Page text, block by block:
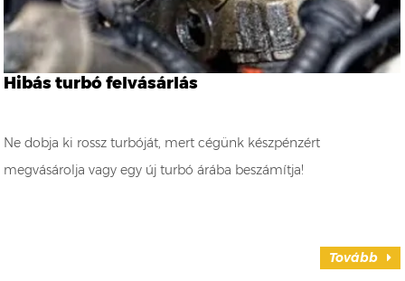
Hibás turbó felvásárlás
Ne dobja ki rossz turbóját, mert cégünk készpénzért
megvásárolja vagy egy új turbó árába beszámítja!
Tovább